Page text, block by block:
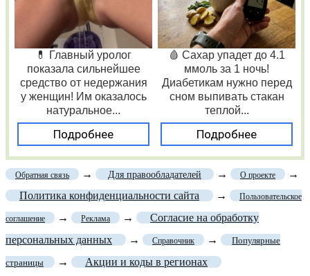
💊 Главный уролог
показала сильнейшее
средство от недержания
у женщин! Им оказалось
натуральное...
Подробнее
🩸 Сахар упадет до 4.1
ммоль за 1 ночь!
Диабетикам нужно перед
сном выпивать стакан
теплой...
Подробнее
Обратная связь → Для правообладателей → О проекте
→
Политика конфиденциальности сайта
→ Пользовательское
соглашение → Реклама →
Согласие на обработку
персональных данных
→ Справочник → Популярные
страницы →
Акции и коды в регионах